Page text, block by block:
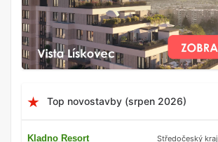
Top novostavby (srpen 2026)
Kladno Resort Středočeský kraj